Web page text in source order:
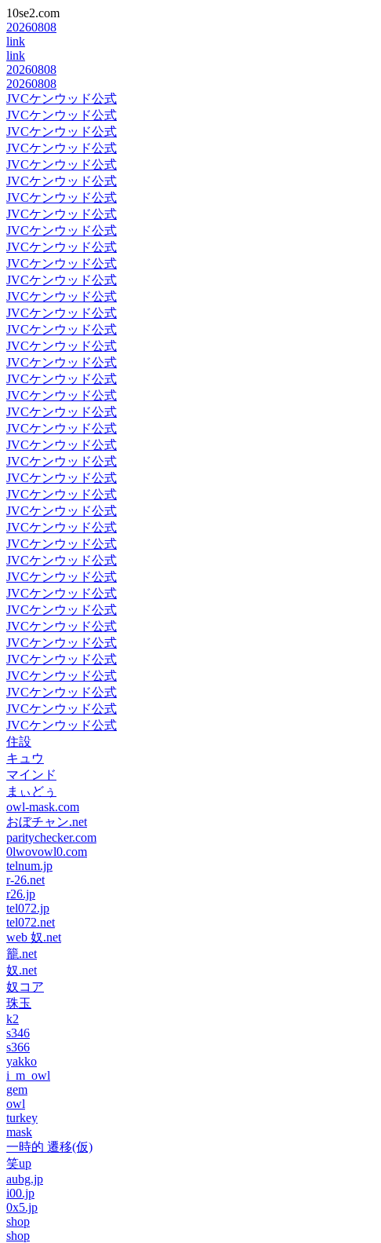
10se2.com
20260808
link
link
20260808
20260808
JVCケンウッド公式
JVCケンウッド公式
JVCケンウッド公式
JVCケンウッド公式
JVCケンウッド公式
JVCケンウッド公式
JVCケンウッド公式
JVCケンウッド公式
JVCケンウッド公式
JVCケンウッド公式
JVCケンウッド公式
JVCケンウッド公式
JVCケンウッド公式
JVCケンウッド公式
JVCケンウッド公式
JVCケンウッド公式
JVCケンウッド公式
JVCケンウッド公式
JVCケンウッド公式
JVCケンウッド公式
JVCケンウッド公式
JVCケンウッド公式
JVCケンウッド公式
JVCケンウッド公式
JVCケンウッド公式
JVCケンウッド公式
JVCケンウッド公式
JVCケンウッド公式
JVCケンウッド公式
JVCケンウッド公式
JVCケンウッド公式
JVCケンウッド公式
JVCケンウッド公式
JVCケンウッド公式
JVCケンウッド公式
JVCケンウッド公式
JVCケンウッド公式
JVCケンウッド公式
JVCケンウッド公式
住設
キュウ
マインド
まぃどぅ
owl-mask.com
おぼチャン.net
paritychecker.com
0lwovowl0.com
telnum.jp
r-26.net
r26.jp
tel072.jp
tel072.net
web 奴.net
籠.net
奴.net
奴コア
珠玉
k2
s346
s366
yakko
i_m_owl
gem
owl
turkey
mask
一時的 遷移(仮)
笑up
aubg.jp
i00.jp
0x5.jp
shop
shop